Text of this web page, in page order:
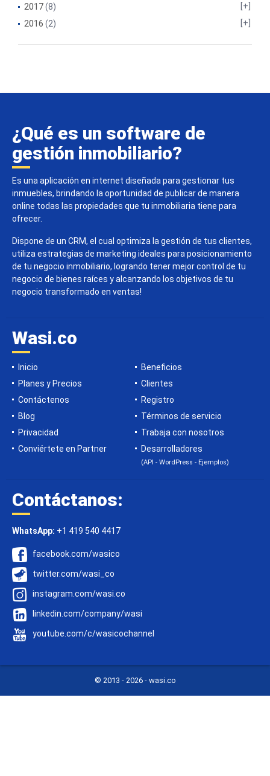
2017(8)
2016 (2)
¿Qué es un software de
gestión inmobiliario?
Es una aplicación en internet diseñada para gestionar tus
inmuebles, brindando la oportunidad de publicar de manera
online todas las propiedades que tu inmobiliaria tiene para
ofrecer.
Dispone de un CRM, el cual optimiza la gestión de tus clientes,
utiliza estrategias de marketing ideales para posicionamiento
de tu negocio inmobiliario, logrando tener mejor control de tu
negocio de bienes raíces y alcanzando los objetivos de tu
negocio transformado en ventas!
Wasi.co
Inicio
Beneficios
Planes y Precios
Clientes
Contáctenos
Registro
Blog
Términos de servicio
Privacidad
Trabaja con nosotros
Conviértete en Partner
Desarrolladores
(API - WordPress - Ejemplos)
Contáctanos:
WhatsApp: +1 419 540 4417
facebook.com/wasico
twitter.com/wasi_co
instagram.com/wasi.co
linkedin.com/company/wasi
youtube.com/c/wasicochannel
© 2013 - 2026 - wasi.co